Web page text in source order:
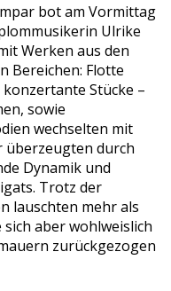
bot am Vormittag
Ulrike
Werken aus den
Bereichen: Flotte
Stücke –
sowie
wechselten mit
überzeugten durch
Dynamik und
Trotz der
lauschten mehr als
aber wohlweislich
zurückgezogen